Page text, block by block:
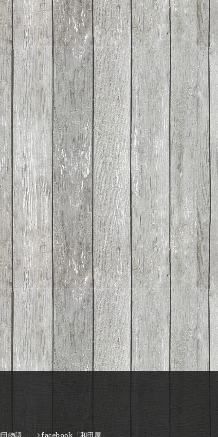
物語」 facebook「和田屋」